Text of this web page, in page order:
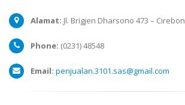
Alamat: Jl. Brigjen Dharsono 473 – Cirebon
Phone: (0231) 48548
Email: penjualan.3101.sas@gmail.com